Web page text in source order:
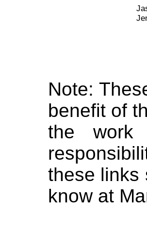
Note:
benefit of
the
these links
know at